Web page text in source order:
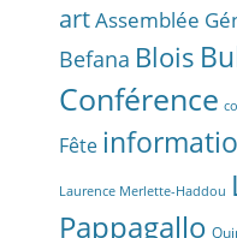
artAssemblée
Befana Blois
Conférence
Fête
Laurence Merlette-Haddou
Pappagallo